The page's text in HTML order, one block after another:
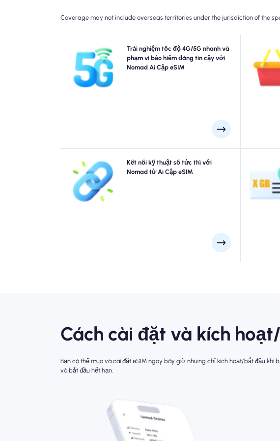
Coverage may not include overseas territories under the jurisdiction of the
Trải nghiệm tốc độ 4G/5G nhanh và
phạm vi bảo hiểm đáng tin cậy với
Nomad Ai Cập eSIM
Trải nghiệm kết nối f-fast 5G, 4G với Ai Cập du lịch esim
của Nomad. Vui lòng kiểm tra chi tiết kế hoạch của bạn
để biết tính khả dụng và tốc độ mạng cụ thể, vì phạm vi
bảo hiểm có thể thay đổi theo địa điểm và thời gian trong
Cần
cần
để
bạn.
Kết nối kỹ thuật số tức thì với
Nomad từ Ai Cập eSIM
Bỏ qua các hàng đợi và quên các sim vật lý. Kích hoạt
Nomad Ai Cập eSIM của bạn ngay lập tức từ thiết bị của
bạn để kết nối nhanh 4G/5G. Hãy trực tuyến ngay khi
bạn đến sân bay mà không gặp rắc rối hay chậm trễ.
Đi
Cập?
được
4G/5G
tôi yêu
Cách cài đặt và kích
Bạn có thể mua và cài đặt eSIM ngay bây giờ nhưng chỉ kích hoạt/bắt đầu khi
và bắt đầu hết hạn.